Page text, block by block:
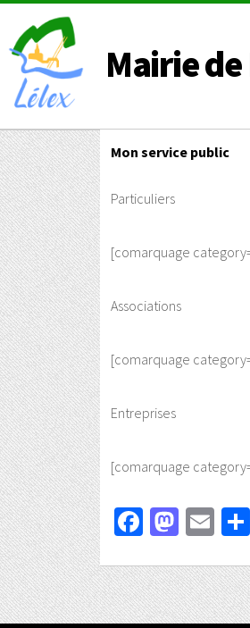
Mairie
Mon service public
Particuliers
[comarquage
Associations
[comarquage
Entreprises
[comarquage
Facebook